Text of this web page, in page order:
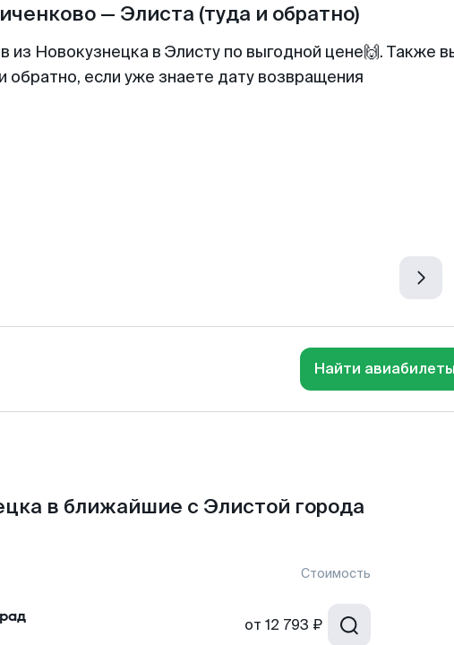
— Элиста (туда и обратно)
Новокузнецка в Элисту по выгодной цене🙌. Также
если уже знаете дату возвращения
Найти авиабилеты
в ближайшие с Элистой города
Стоимость
от 12 793 ₽